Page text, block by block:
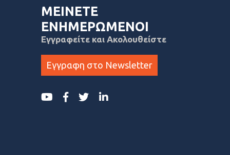
ΜΕΙΝΕΤΕ
ΕΝΗΜΕΡΩΜΕΝΟΙ
Εγγραφείτε και Ακολουθείστε
Εγγραφη στο Newsletter